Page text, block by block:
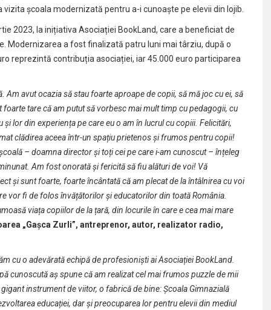
școala modernizată pentru a-i cunoaște pe elevii din Iojib.
2023, la inițiativa Asociației BookLand, care a beneficiat de
Modernizarea a fost finalizată patru luni mai târziu, după o
reprezintă contribuția asociației, iar 45.000 euro participarea
avut ocazia să stau foarte aproape de copii, să mă joc cu ei, să
tare că am putut să vorbesc mai mult timp cu pedagogii, cu
lor din experiența pe care eu o am în lucrul cu copiii. Felicitări,
clădirea aceea într-un spațiu prietenos și frumos pentru copii!
– doamna director și toți cei pe care i-am cunoscut – înțeleg
Am fost onorată și fericită să fiu alături de voi! Vă
și sunt foarte, foarte încântată că am plecat de la întâlnirea cu voi
vor fi de folos învățătorilor și educatorilor din toată România.
viața copiilor de la țară, din locurileîn caree cea mai mare
„Gașca Zurli”, antreprenor, autor, realizator radio,
cu o adevărată echipă de profesioniști ai Asociației BookLand.
cunoscută aș spune că am realizat cel mai frumos puzzle de mii
instrument de viitor, o fabrică de bine: Școala Gimnazială
educației, dar și preocuparea lor pentru elevii din mediul